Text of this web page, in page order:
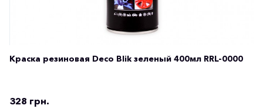
Краска резиновая Deco Blik зеленый 400мл RRL-0000
328 грн.